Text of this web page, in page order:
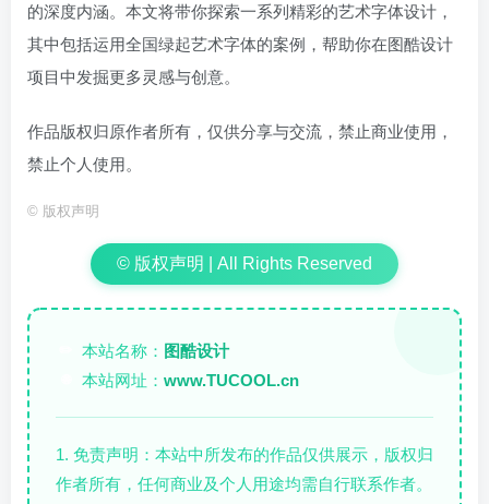
的深度内涵。本文将带你探索一系列精彩的艺术字体设计，
其中包括运用全国绿起艺术字体的案例，帮助你在图酷设计
项目中发掘更多灵感与创意。
作品版权归原作者所有，仅供分享与交流，禁止商业使用，
禁止个人使用。
© 版权声明
© 版权声明 | All Rights Reserved
本站名称： 图酷设计
本站网址： www.TUCOOL.cn
1. 免责声明：本站中所发布的作品仅供展示，版权归
作者所有，任何商业及个人用途均需自行联系作者。